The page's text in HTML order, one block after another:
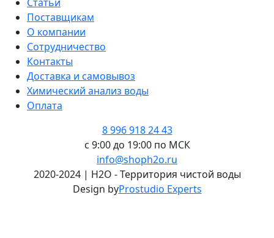
Поставщикам
О компании
Сотрудничество
Контакты
Доставка и самовывоз
Химический анализ воды
Оплата
8 996 918 24 43
с 9:00 до 19:00 по МСК
info@shoph2o.ru
2020-2024 | H2O - Территория чистой воды
Design byProstudio Experts